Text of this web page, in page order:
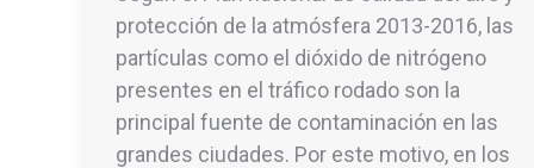
protección de la atmósfera 2013-2016, las
partículas como el dióxido de nitrógeno
presentes en el tráfico rodado son la
principal fuente de contaminación en las
grandes ciudades. Por este motivo, en los